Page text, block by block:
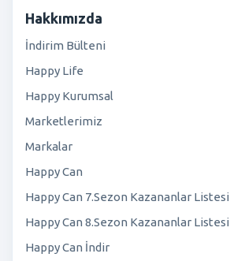
Hakkımızda
İndirim Bülteni
Happy Life
Happy Kurumsal
Marketlerimiz
Markalar
Happy Can
Happy Can 7.Sezon Kazananlar Listesi
Happy Can 8.Sezon Kazananlar Listesi
Happy Can İndir